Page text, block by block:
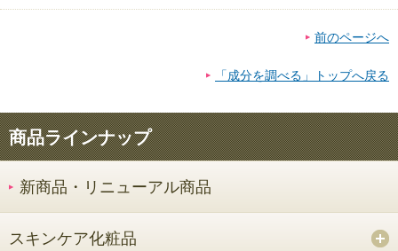
前のページへ
「成分を調べる」トップへ戻る
商品ラインナップ
新商品・リニューアル商品
スキンケア化粧品